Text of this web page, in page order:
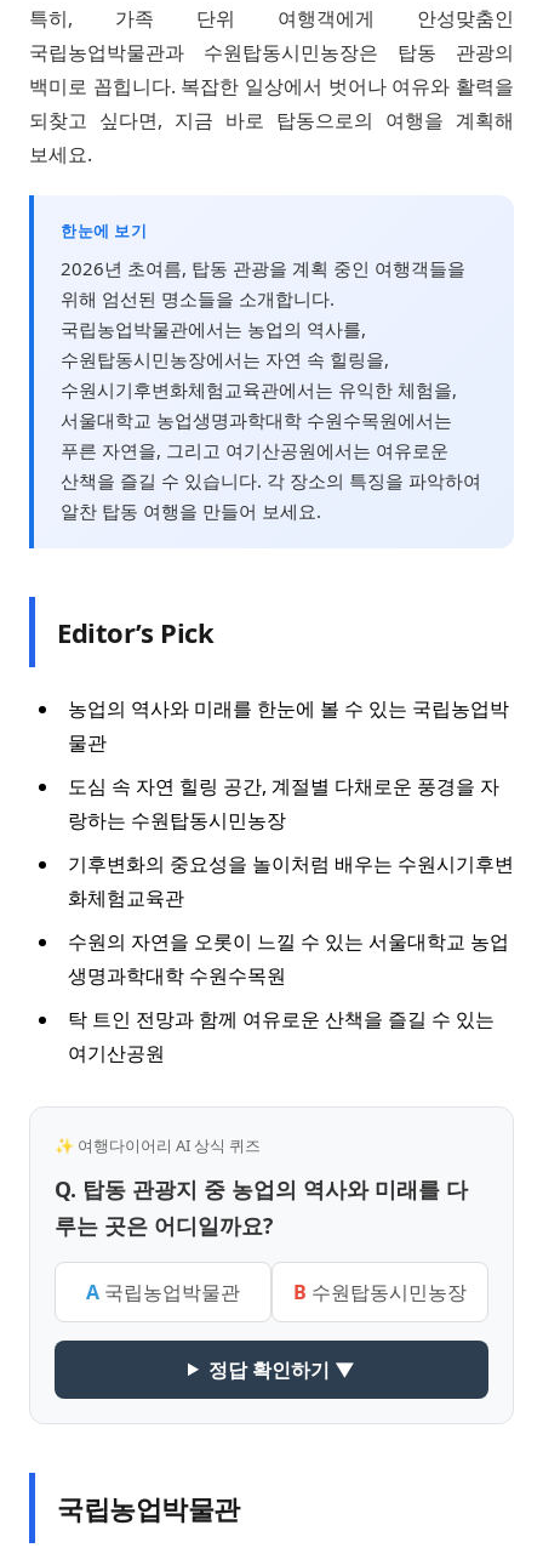
특히, 가족 단위 여행객에게 안성맞춤인
국립농업박물관과 수원탑동시민농장은 탑동 관광의
백미로 꼽힙니다. 복잡한 일상에서 벗어나 여유와 활력을
되찾고 싶다면, 지금 바로 탑동으로의 여행을 계획해
보세요.
한눈에 보기
2026년 초여름, 탑동 관광을 계획 중인 여행객들을
위해 엄선된 명소들을 소개합니다.
국립농업박물관에서는 농업의 역사를,
수원탑동시민농장에서는 자연 속 힐링을,
수원시기후변화체험교육관에서는 유익한 체험을,
서울대학교 농업생명과학대학 수원수목원에서는
푸른 자연을, 그리고 여기산공원에서는 여유로운
산책을 즐길 수 있습니다. 각 장소의 특징을 파악하여
알찬 탑동 여행을 만들어 보세요.
Editor’s Pick
농업의 역사와 미래를 한눈에 볼 수 있는 국립농업박
물관
도심 속 자연 힐링 공간, 계절별 다채로운 풍경을 자
랑하는 수원탑동시민농장
기후변화의 중요성을 놀이처럼 배우는 수원시기후변
화체험교육관
수원의 자연을 오롯이 느낄 수 있는 서울대학교 농업
생명과학대학 수원수목원
탁 트인 전망과 함께 여유로운 산책을 즐길 수 있는
여기산공원
✨ 여행다이어리 AI 상식 퀴즈
Q. 탑동 관광지 중 농업의 역사와 미래를 다
루는 곳은 어디일까요?
A 국립농업박물관 B 수원탑동시민농장
정답 확인하기 ▼
국립농업박물관